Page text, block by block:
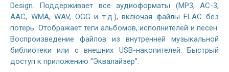
Design. Поддерживает все аудиоформаты (MP3, AC-3,
AAC, WMA, WAV, OGG и т.д.), включая файлы FLAC без
потерь. Отображает теги альбомов, исполнителей и песен.
Воспроизведение файлов из внутренней музыкальной
библиотеки или с внешних USB-накопителей. Быстрый
доступ к приложению "Эквалайзер".